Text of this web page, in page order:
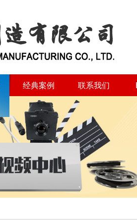
经典案例 联系我们